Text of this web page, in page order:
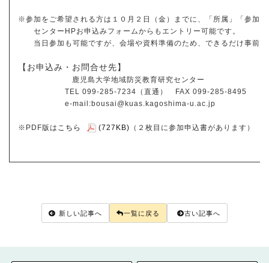
※参加をご希望される方は１０月２日（金）までに、
「所属」「参加
センターHPお申込みフォームからもエントリー可能です。
当日参加も可能ですが、会場や資料準備のため、できるだけ事前
【お申込み・お問合せ先】
鹿児島大学地域防災教育研究センター
TEL 099-285-7234（直通）
FAX 099-285-8495
e-mail:bousai@kuas.kagoshima-u.ac.jp
※PDF版は こちら (727KB) （２枚目に参加申込書があります）
新しい記事へ 一覧に戻る 古い記事へ